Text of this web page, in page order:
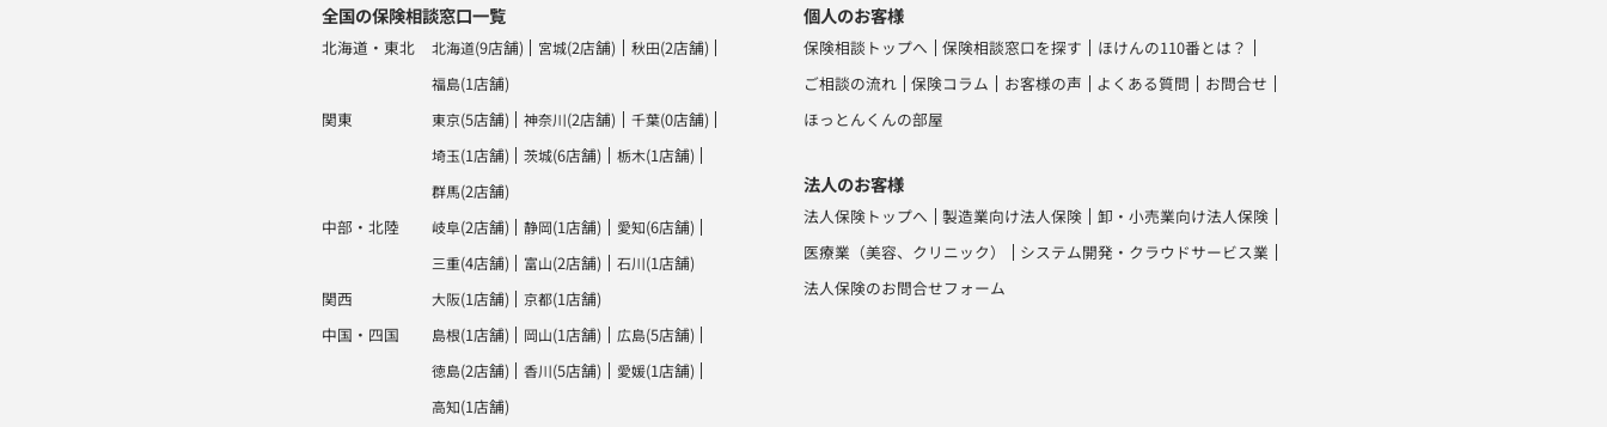
全国の保険相談窓口一覧
北海道・東北 北海道(9店舗) 宮城(2店舗) 秋田(2店舗)
福島(1店舗)
関東
東京(5店舗) 神奈川(2店舗) 千葉(0店舗)
埼玉(1店舗) 茨城(6店舗) 栃木(1店舗)
群馬(2店舗)
中部・北陸
岐阜(2店舗) 静岡(1店舗) 愛知(6店舗)
三重(4店舗) 富山(2店舗) 石川(1店舗)
関西
大阪(1店舗) 京都(1店舗)
中国・四国
島根(1店舗) 岡山(1店舗) 広島(5店舗)
徳島(2店舗) 香川(5店舗) 愛媛(1店舗)
高知(1店舗)
個人のお客様
保険相談トップへ 保険相談窓口を探す
ほけんの110番とは？
ご相談の流れ
保険コラム お客様の声 よくある質問
お問合せ
ほっとんくんの部屋
法人のお客様
法人保険トップへ 製造業向け法人保険
卸・小売業向け法人保険
医療業（美容、クリニック）
システム開発・クラウドサービス業
法人保険のお問合せフォーム